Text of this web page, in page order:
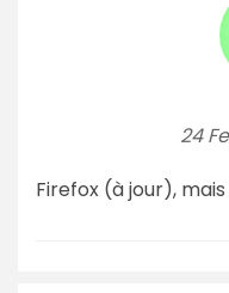
24
Firefox (à jour),